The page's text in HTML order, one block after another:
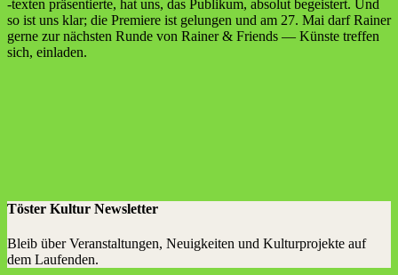
‑tex­ten prä­sen­tier­te, hat uns, das Publi­kum, abso­lut begeis­tert. Und
so ist uns klar; die Pre­mie­re ist gelun­gen und am 27. Mai darf Rai­ner
ger­ne zur nächs­ten Run­de von Rai­ner & Fri­ends — Küns­te tref­fen
sich, einladen.
Töster Kultur Newsletter
Bleib über Veranstaltungen, Neuigkeiten und Kulturprojekte auf
dem Laufenden.